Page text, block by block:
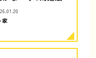
家